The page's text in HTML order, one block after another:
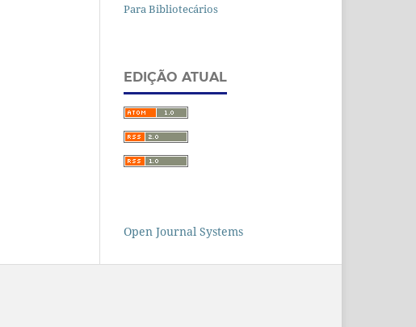
Para Bibliotecários
EDIÇÃO ATUAL
Open Journal Systems